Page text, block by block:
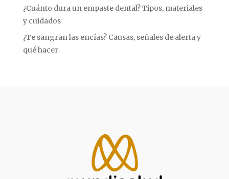
¿Cuánto dura un empaste dental? Tipos, materiales
y cuidados
¿Te sangran las encías? Causas, señales de alerta y
qué hacer